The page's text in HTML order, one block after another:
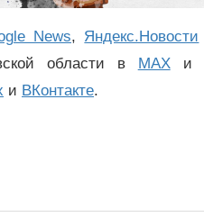
News, Яндекс.Новости
области в MAXи
и ВКонтакте.